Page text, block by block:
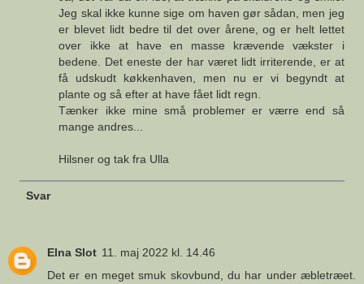
Jeg skal ikke kunne sige om haven gør sådan, men jeg
er blevet lidt bedre til det over årene, og er helt lettet
over ikke at have en masse krævende vækster i
bedene. Det eneste der har været lidt irriterende, er at
få udskudt køkkenhaven, men nu er vi begyndt at
plante og så efter at have fået lidt regn.
Tænker ikke mine små problemer er værre end så
mange andres...
Hilsner og tak fra Ulla
Svar
Elna Slot 11. maj 2022 kl. 14.46
Det er en meget smuk skovbund, du har under æbletræet.